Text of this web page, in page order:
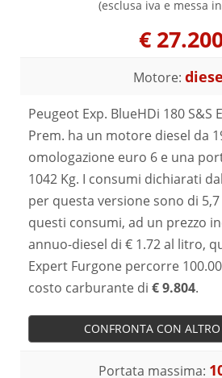
(esclusa iva e messa
€
Motore:
Peugeot Exp. BlueHDi 180 S&S
Prem. ha un motore diesel da
omologazione euro 6 e una
1042 Kg. I consumi dichiarati
per questa versione sono di 5,7
questi consumi, ad un prezzo
annuo-diesel di € 1.72 al litro,
Expert Furgone percorre
costo carburante di € 9.804.
CONFRONTA CON
Portata massima: